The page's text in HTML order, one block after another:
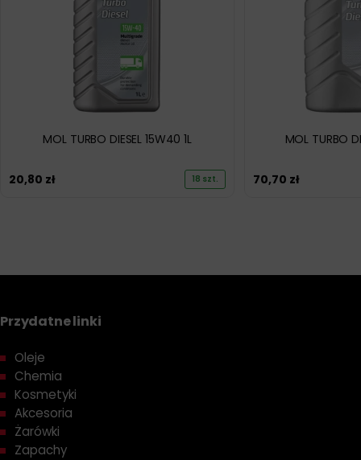
MOL TURBO DIESEL 15W40 1L
20,80 zł 18 szt.
MOL TURBO
70,70 zł
Przydatne linki
Oleje
Chemia
Kosmetyki
Akcesoria
Żarówki
Zapachy